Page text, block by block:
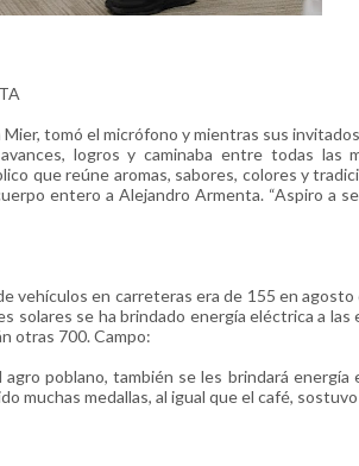
tomó el micrófono y mientras sus invitados
logros y caminaba entre todas las
que reúne aromas, sabores, colores y
entero a Alejandro Armenta. “Aspiro a
vehículos en carreteras era de 155 en
solares se ha brindado energía eléctrica a las
otras 700. Campo:
poblano, también se les brindará energía
muchas medallas, al igual que el café,